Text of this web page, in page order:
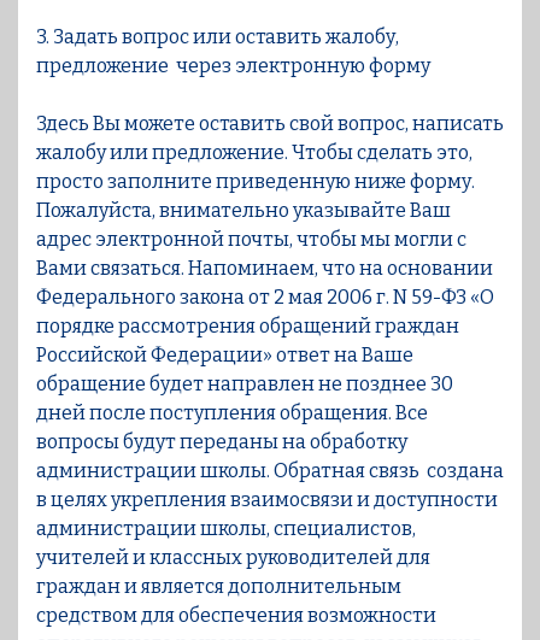
3. Задать вопрос или оставить жалобу,
предложение через электронную форму
Здесь Вы можете оставить свой вопрос, написать
жалобу или предложение. Чтобы сделать это,
просто заполните приведенную ниже форму.
Пожалуйста, внимательно указывайте Ваш
адрес электронной почты, чтобы мы могли с
Вами связаться. Напоминаем, что на основании
Федерального закона от 2 мая 2006 г. N 59-ФЗ «О
порядке рассмотрения обращений граждан
Российской Федерации» ответ на Ваше
обращение будет направлен не позднее 30
дней после поступления обращения. Все
вопросы будут переданы на обработку
администрации школы. Обратная связь создана
в целях укрепления взаимосвязи и доступности
администрации школы, специалистов,
учителей и классных руководителей для
граждан и является дополнительным
средством для обеспечения возможности